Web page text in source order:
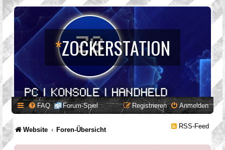
*ZOCKERSTATION
FAQ Forum-Spiel Anmelden
Registrieren
Website Foren-Übersicht RSS-Feed